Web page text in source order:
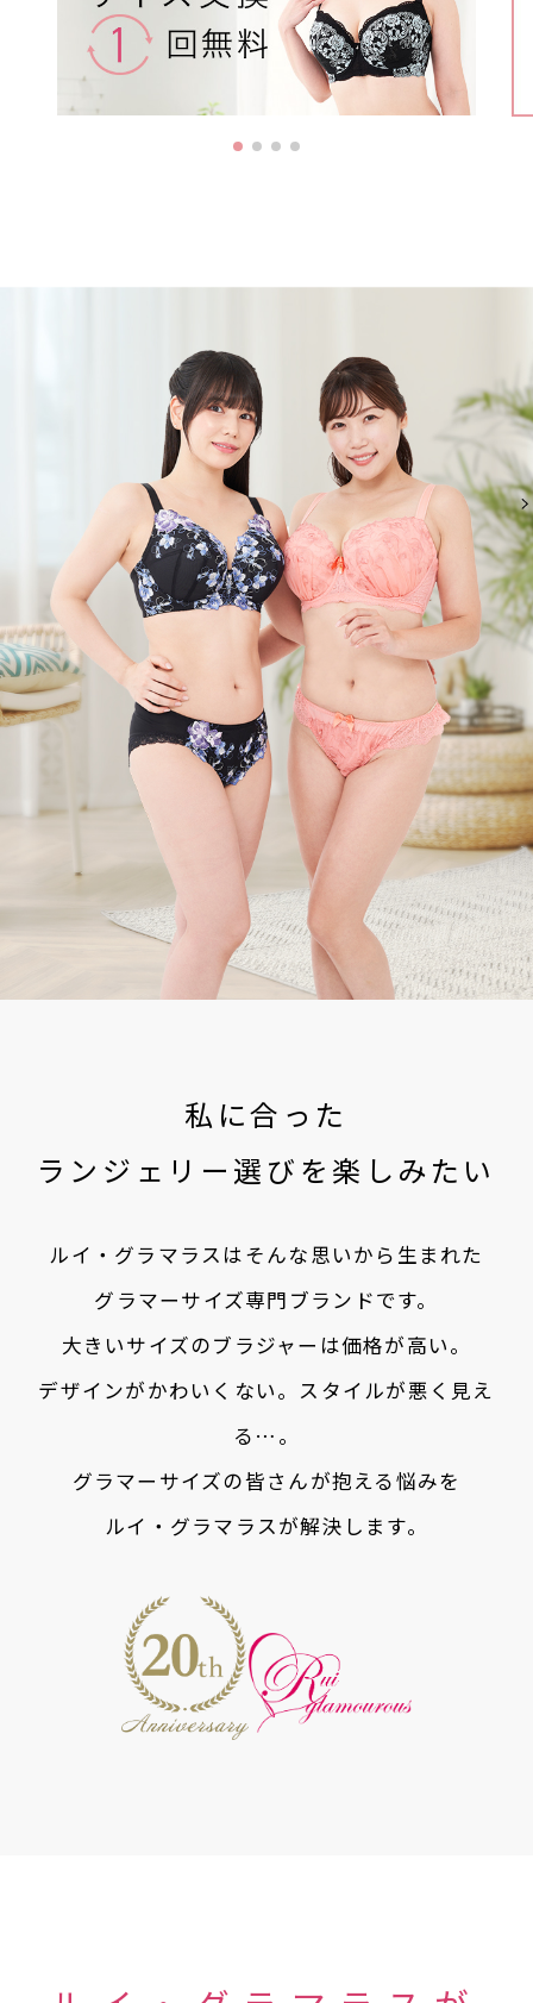
私に合った
ランジェリー選びを楽しみたい
ルイ・グラマラスはそんな思いから生まれた
グラマーサイズ専門ブランドです。
大きいサイズのブラジャーは価格が高い。
デザインがかわいくない。スタイルが悪く見え
る…。
グラマーサイズの皆さんが抱える悩みを
ルイ・グラマラスが解決します。